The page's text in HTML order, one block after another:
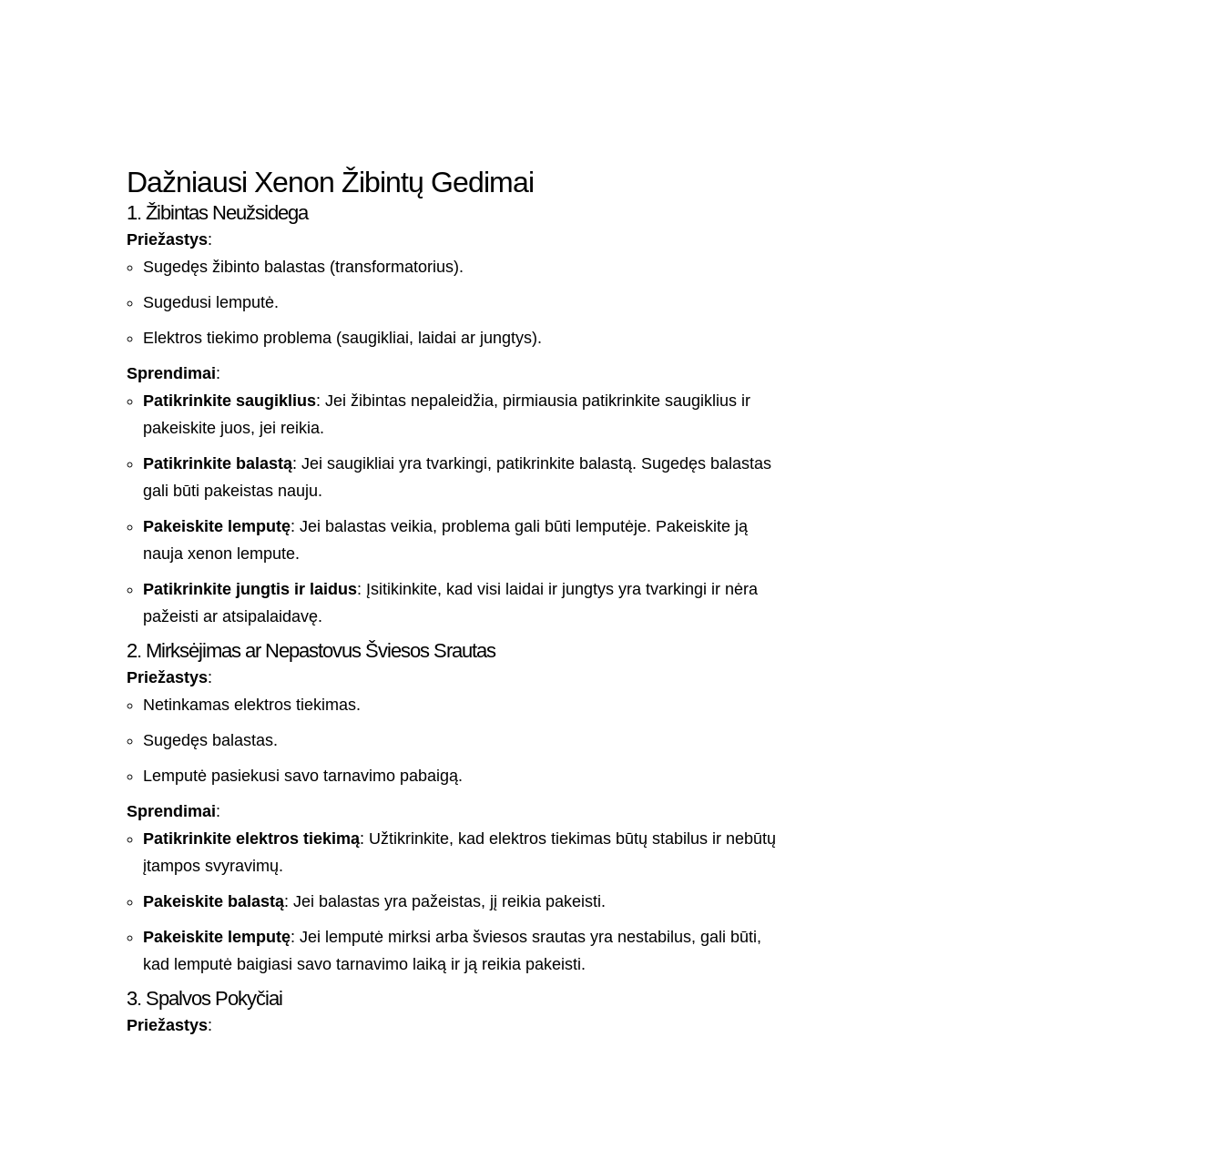
Dažniausi Xenon Žibintų Gedimai
1. Žibintas Neužsidega
Priežastys:
Sugedęs žibinto balastas (transformatorius).
Sugedusi lemputė.
Elektros tiekimo problema (saugikliai, laidai ar jungtys).
Sprendimai:
Patikrinkite saugiklius: Jei žibintas nepaleidžia, pirmiausia patikrinkite saugiklius ir
pakeiskite juos, jei reikia.
Patikrinkite balastą: Jei saugikliai yra tvarkingi, patikrinkite balastą. Sugedęs balastas
gali būti pakeistas nauju.
Pakeiskite lemputę: Jei balastas veikia, problema gali būti lemputėje. Pakeiskite ją
nauja xenon lempute.
Patikrinkite jungtis ir laidus: Įsitikinkite, kad visi laidai ir jungtys yra tvarkingi ir nėra
pažeisti ar atsipalaidavę.
2. Mirksėjimas ar Nepastovus Šviesos Srautas
Priežastys:
Netinkamas elektros tiekimas.
Sugedęs balastas.
Lemputė pasiekusi savo tarnavimo pabaigą.
Sprendimai:
Patikrinkite elektros tiekimą: Užtikrinkite, kad elektros tiekimas būtų stabilus ir nebūtų
įtampos svyravimų.
Pakeiskite balastą: Jei balastas yra pažeistas, jį reikia pakeisti.
Pakeiskite lemputę: Jei lemputė mirksi arba šviesos srautas yra nestabilus, gali būti,
kad lemputė baigiasi savo tarnavimo laiką ir ją reikia pakeisti.
3. Spalvos Pokyčiai
Priežastys: